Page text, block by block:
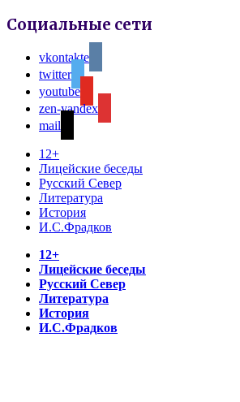
Социальные сети
vkontakte
twitter
youtube
zen-yandex
mail
12+
Лицейские беседы
Русский Север
Литература
История
И.С.Фрадков
12+
Лицейские беседы
Русский Север
Литература
История
И.С.Фрадков